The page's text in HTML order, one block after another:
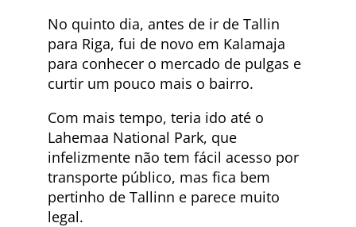
No quinto dia, antes de ir de Tallin
para Riga, fui de novo em Kalamaja
para conhecer o mercado de pulgas e
curtir um pouco mais o bairro.
Com mais tempo, teria ido até o
Lahemaa National Park, que
infelizmente não tem fácil acesso por
transporte público, mas fica bem
pertinho de Tallinn e parece muito
legal.